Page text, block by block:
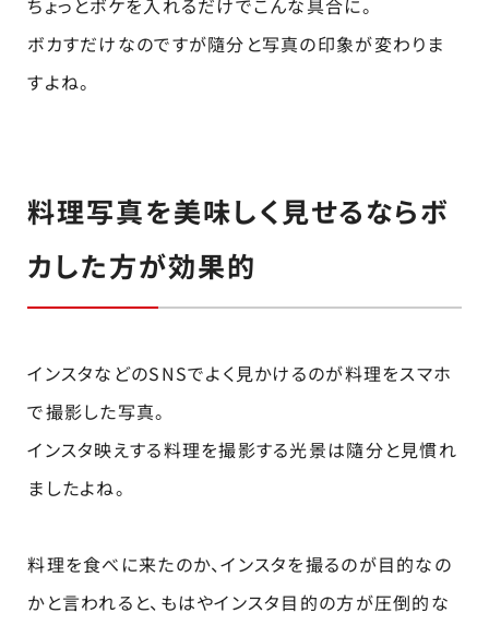
ちょっとボケを入れるだけでこんな具合に。
ボカすだけなのですが隨分と写真の印象が変わりま
すよね。
料理写真を美味しく見せるならボ
カした方が効果的
インスタなどのSNSでよく見かけるのが料理をスマホ
で撮影した写真。
インスタ映えする料理を撮影する光景は隨分と見慣れ
ましたよね。
料理を食べに来たのか、インスタを撮るのが目的なの
かと言われると、もはやインスタ目的の方が圧倒的な